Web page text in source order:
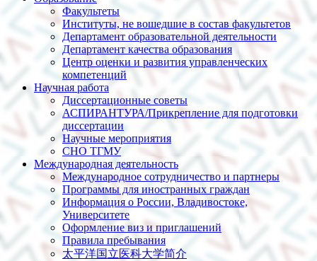
Факультеты
Институты, не вошедшие в состав факультетов
Департамент образовательной деятельности
Департамент качества образования
Центр оценки и развития управленческих
компетенций
Научная работа
Диссертационные советы
АСПИРАНТУРА/Прикрепление для подготовки
диссертации
Научные мероприятия
СНО ТГМУ
Международная деятельность
Международное сотрудничество и партнеры
Программы для иностранных граждан
Информация о России, Владивостоке,
Университете
Оформление виз и приглашений
Правила пребывания
太平洋国立医科大学简介